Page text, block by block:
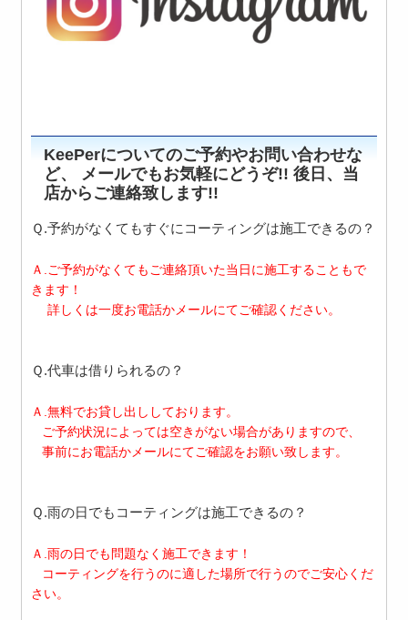
KeePerについてのご予約やお問い合わせな
ど、 メールでもお気軽にどうぞ!! 後日、当
店からご連絡致します!!
Ｑ.予約がなくてもすぐにコーティングは施工できるの？
Ａ.ご予約がなくてもご連絡頂いた当日に施工することもで
きます！
詳しくは一度お電話かメールにてご確認ください。
Ｑ.代車は借りられるの？
Ａ.無料でお貸し出ししております。
ご予約状況によっては空きがない場合がありますので、
事前にお電話かメールにてご確認をお願い致します。
Ｑ.雨の日でもコーティングは施工できるの？
Ａ.雨の日でも問題なく施工できます！
コーティングを行うのに適した場所で行うのでご安心くだ
さい。